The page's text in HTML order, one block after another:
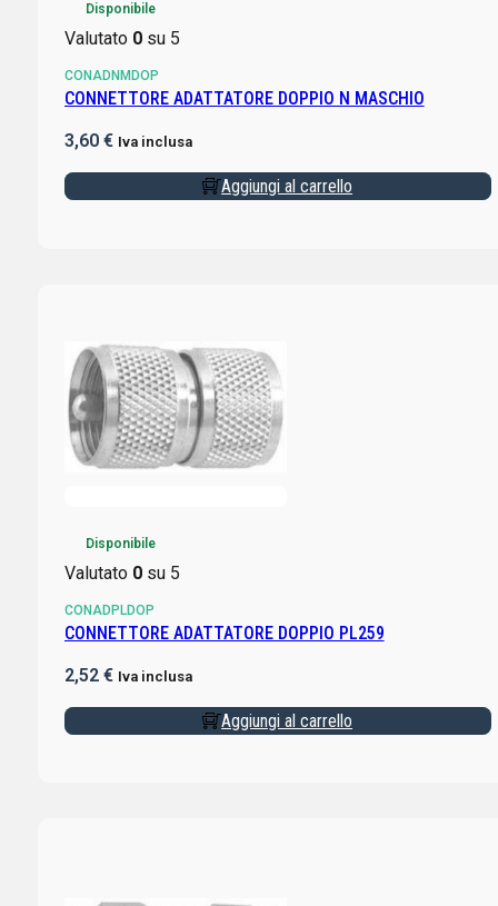
Disponibile
Valutato 0su 5
CONADNMDOP
CONNETTORE ADATTATORE DOPPIO N MASCHIO
3,60 € Iva inclusa
Aggiungi al carrello
Disponibile
Valutato 0su 5
CONADPLDOP
CONNETTORE ADATTATORE DOPPIO PL259
2,52 € Iva inclusa
Aggiungi al carrello